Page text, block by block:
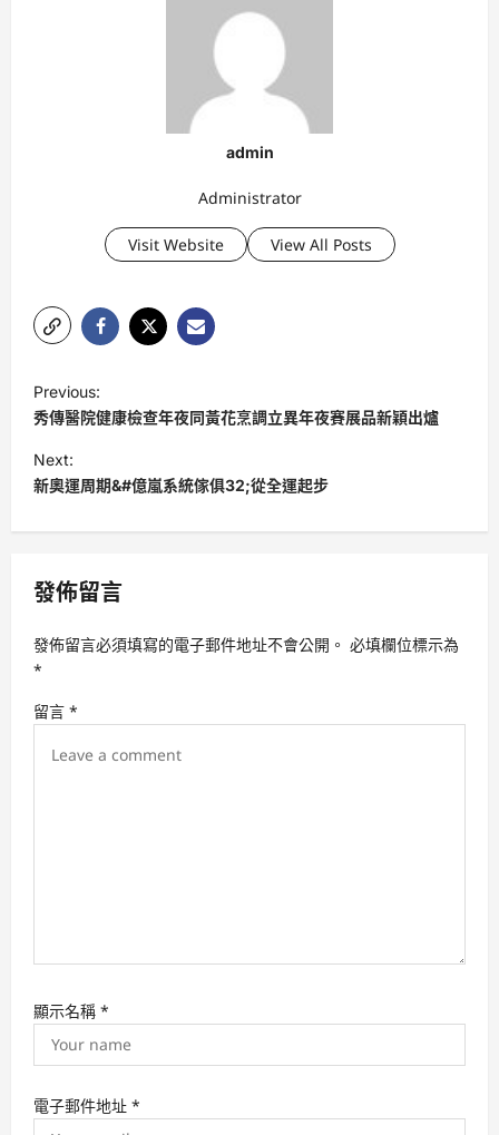
admin
Administrator
Visit Website View All Posts
o
s
t
v
g
t
Previous:
秀傳醫院健康檢查年夜同黃花烹調立異年夜賽展品新穎出爐
Next:
新奧運周期&#億嵐系統傢俱32;從全運起步
發佈留言
發佈留言必須填寫的電子郵件地址不會公開。 必填欄位標示為
*
留言 *
顯示名稱 *
電子郵件地址 *